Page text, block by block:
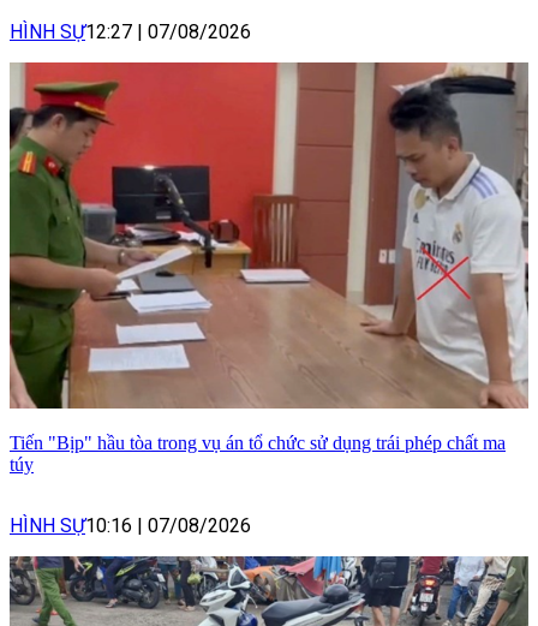
HÌNH SỰ12:27 07/08/2026
Tiến "Bịp" hầu tòa trong vụ án tổ chức sử dụng trái phép chất ma
túy
HÌNH SỰ10:16 07/08/2026